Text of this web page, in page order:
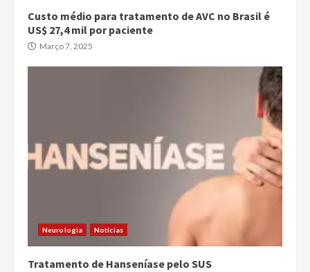
Custo médio para tratamento de AVC no Brasil é
US$ 27,4 mil por paciente
Março 7, 2025
Neurologia Notícias
Tratamento de Hanseníase pelo SUS